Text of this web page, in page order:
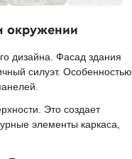
окружении
дизайна. Фасад здания
силуэт. Особенностью
Это создает
элементы каркаса,